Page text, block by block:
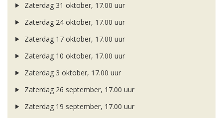
Zaterdag 31 oktober, 17.00 uur
Zaterdag 24 oktober, 17.00 uur
Zaterdag 17 oktober, 17.00 uur
Zaterdag 10 oktober, 17.00 uur
Zaterdag 3 oktober, 17.00 uur
Zaterdag 26 september, 17.00 uur
Zaterdag 19 september, 17.00 uur